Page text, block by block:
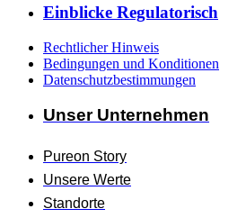
Einblicke Regulatorisch
Rechtlicher Hinweis
Bedingungen und Konditionen
Datenschutzbestimmungen
Unser Unternehmen
Pureon Story
Unsere Werte
Standorte